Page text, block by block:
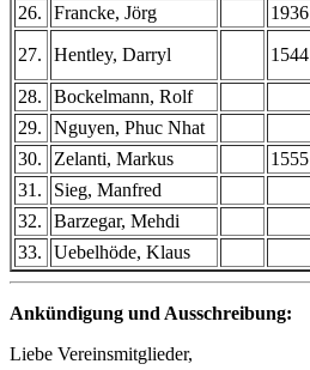
26.
Francke, Jörg 1936
27. Hentley, Darryl 1544
28.
Bockelmann, Rolf
29.
Nguyen, Phuc Nhat
30.
Zelanti, Markus 1555
31.
Sieg, Manfred
32.
Barzegar, Mehdi
33.
Uebelhöde, Klaus
Ankündigung und Ausschreibung:
Liebe Vereinsmitglieder,